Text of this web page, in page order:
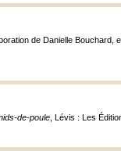
de Danielle Bouchard,
de-poule , Lévis : Les